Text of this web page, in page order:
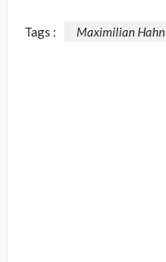
Tags : Maximilian Hahn